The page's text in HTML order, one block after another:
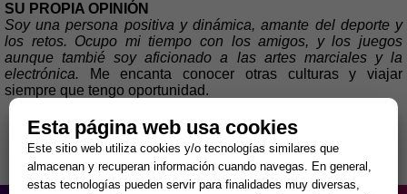
SU PROPIA OPINIÓN
Soy una persona positiva y dinámica, amante del deporte y
los retos. Ocupo mi tiempo con los amigos, y los juegos
aunque tambié soy aficionado a las artes marciales y la
electrónica.
Me encanta conocer otras culturas y viajar
siempre que tengo oportunidad.
Volver a la foto de família
Esta página web usa cookies
Este sitio web utiliza cookies y/o tecnologías similares que
almacenan y recuperan información cuando navegas. En general,
estas tecnologías pueden servir para finalidades muy diversas,